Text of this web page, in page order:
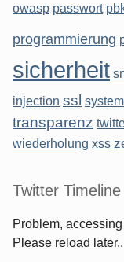
owasp passwort
programmierung
sicherheit
injection ssl system
transparenz
wiederholung xss
Twitter Timeline
Problem,
Please reload later..